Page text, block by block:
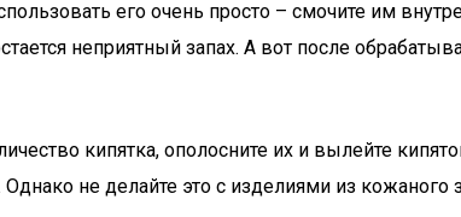
его очень просто – смочите им
неприятный запах. А вот после
кипятка, ополосните их и вылейте
не делайте это с изделиями из кожаного